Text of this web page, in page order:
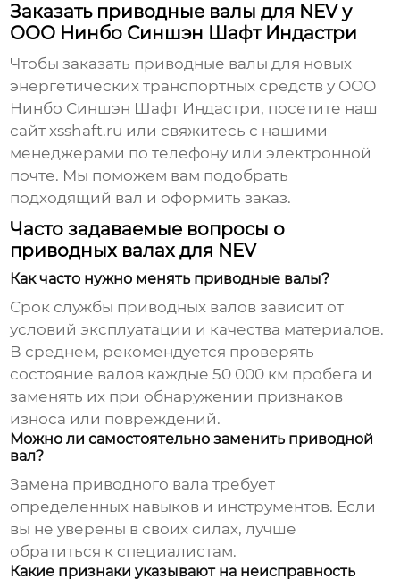
Заказать приводные валы для NEV у
ООО Нинбо Синшэн Шафт Индастри
Чтобы заказать приводные валы для новых
энергетических транспортных средств у ООО
Нинбо Синшэн Шафт Индастри, посетите наш
сайтxsshaft.ru или свяжитесь с нашими
менеджерами по телефону или электронной
почте. Мы поможем вам подобрать
подходящий вал и оформить заказ.
Часто задаваемые вопросы о
приводных валах для NEV
Как часто нужно менять приводные валы?
Срок службы приводных валов зависит от
условий эксплуатации и качества материалов.
В среднем, рекомендуется проверять
состояние валов каждые 50 000 км пробега и
заменять их при обнаружении признаков
износа или повреждений.
Можно ли самостоятельно заменить приводной
вал?
Замена приводного вала требует
определенных навыков и инструментов. Если
вы не уверены в своих силах, лучше
обратиться к специалистам.
Какие признаки указывают на неисправность